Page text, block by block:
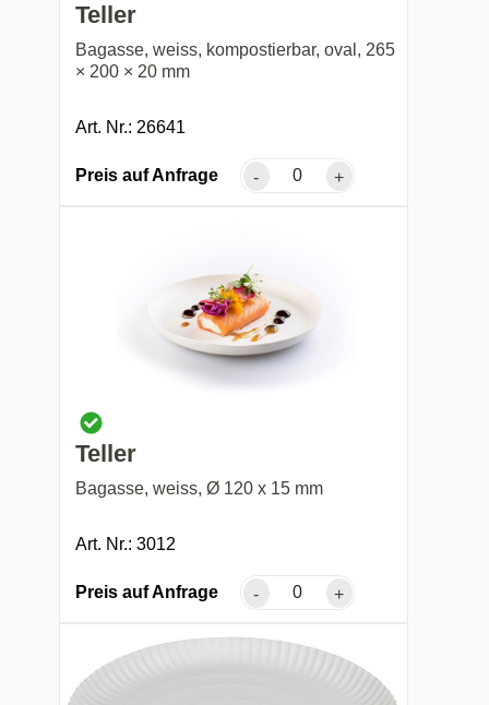
Teller
Bagasse, weiss, kompostierbar, oval, 265
× 200 × 20 mm
Art. Nr.: 26641
Preis auf Anfrage - +
Teller
Bagasse, weiss, Ø 120 x 15 mm
Art. Nr.: 3012
Preis auf Anfrage - +